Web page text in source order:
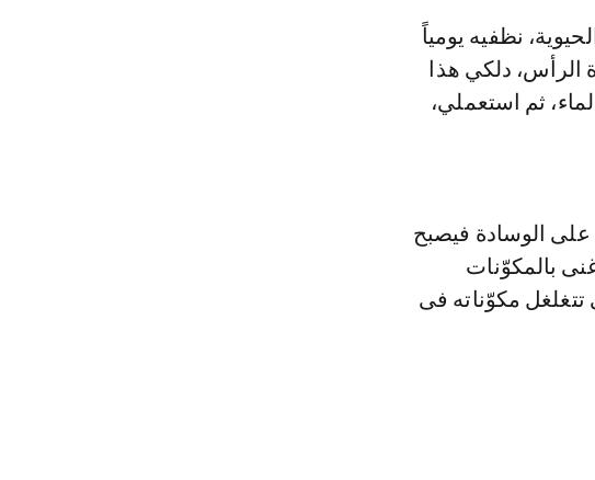
نظفيه يومياً
دلكي هذا
ثم استعملي،
الوسادة فيصبح
بالمكوّنات
مكوّناته فى